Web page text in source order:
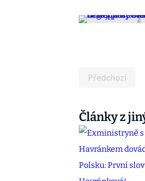
Předchozí
Články z